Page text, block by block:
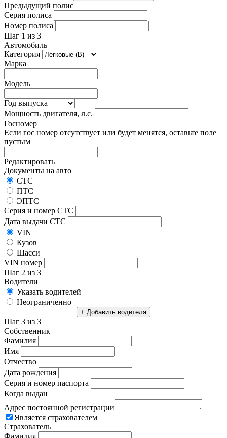
Предыдущий полис
Серия полиса
Номер полиса
Шаг 1 из 3
Автомобиль
Категория
Марка
Модель
Год выпуска
Мощность двигателя, л.с.
Госномер
Если гос номер отсутствует или будет менятся, оставьте поле
пустым
Редактировать
Документы на авто
СТС
ПТС
ЭПТС
Серия и номер СТС
Дата выдачи СТС
VIN
Кузов
Шасси
VIN номер
Шаг 2 из 3
Водители
Указать водителей
Неограниченно
+ Добавить водителя
Шаг 3 из 3
Собственник
Фамилия
Имя
Отчество
Дата рождения
Серия и номер паспорта
Когда выдан
Адрес постоянной регистрации
Является страхователем
Страхователь
Фамилия